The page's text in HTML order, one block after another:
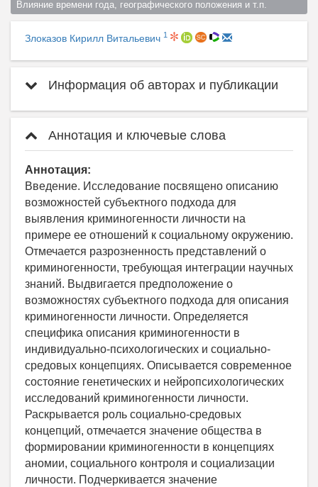
Влияние времени года, географического положения и т.п.
Злоказов Кирилл Витальевич 1
Информация об авторах и публикации
Аннотация и ключевые слова
Аннотация:
Введение. Исследование посвящено описанию
возможностей субъектного подхода для
выявления криминогенности личности на
примере ее отношений к социальному окружению.
Отмечается разрозненность представлений о
криминогенности, требующая интеграции научных
знаний. Выдвигается предположение о
возможностях субъектного подхода для описания
криминогенности личности. Определяется
специфика описания криминогенности в
индивидуально-психологических и социально-
средовых концепциях. Описывается современное
состояние генетических и нейропсихологических
исследований криминогенности личности.
Раскрывается роль социально-средовых
концепций, отмечается значение общества в
формировании криминогенности в концепциях
аномии, социального контроля и социализации
личности. Подчеркивается значение